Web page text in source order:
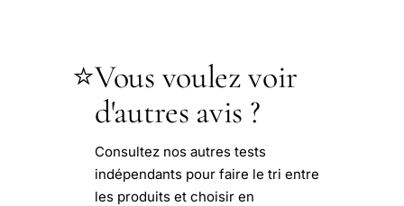
⭐Vous voulez voir
d'autres avis ?
Consultez nos autres tests
indépendants pour faire le tri entre
les produits et choisir en